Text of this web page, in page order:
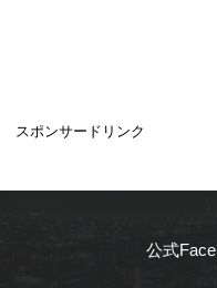
スポンサードリンク
公式